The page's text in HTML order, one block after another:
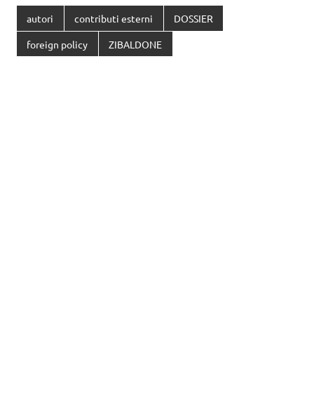
autori contributi esterni DOSSIER
foreign policy ZIBALDONE